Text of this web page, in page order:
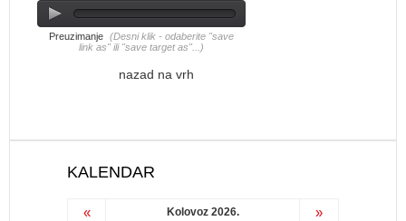
Preuzimanje (Desni klik - odaberite "save
link as" ili "save target as"...)
nazad na vrh
KALENDAR
« Kolovoz 2026. »